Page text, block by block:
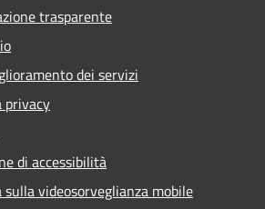
trasparente
dei servizi
privacy
di accessibilità
videosorveglianza mobile